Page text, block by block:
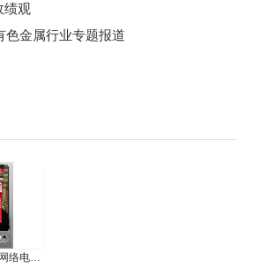
绩观
色金属行业专题报道
2026年3月24日中国有色网络电视新闻